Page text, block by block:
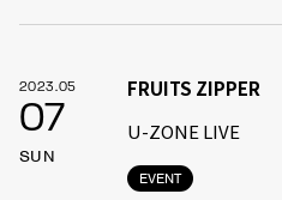
2023.05
07
SUN
EVENT
FRUITS ZIPPER
U-ZONE LIVE